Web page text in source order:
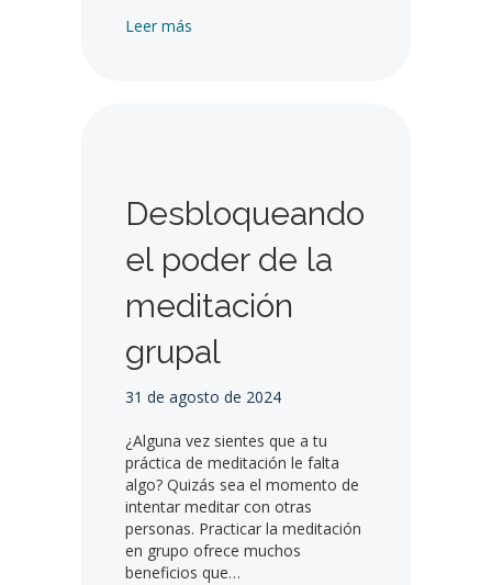
Leer más
Desbloqueando
el poder de la
meditación
grupal
31 de agosto de 2024
¿Alguna vez sientes que a tu
práctica de meditación le falta
algo? Quizás sea el momento de
intentar meditar con otras
personas. Practicar la meditación
en grupo ofrece muchos
beneficios que…